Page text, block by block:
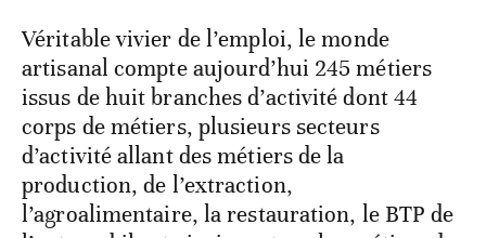
Véritable vivier de l’emploi, le monde
artisanal compte aujourd’hui 245 métiers
issus de huit branches d’activité dont 44
corps de métiers, plusieurs secteurs
d’activité allant des métiers de la
production, de l’extraction,
l’agroalimentaire, la restauration, le BTP de